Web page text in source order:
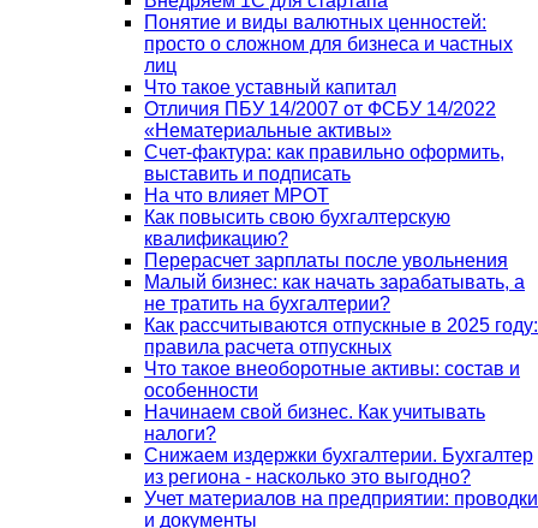
Понятие и виды валютных ценностей:
просто о сложном для бизнеса и частных
лиц
Что такое уставный капитал
Отличия ПБУ 14/2007 от ФСБУ 14/2022
«Нематериальные активы»
Счет-фактура: как правильно оформить,
выставить и подписать
На что влияет МРОТ
Как повысить свою бухгалтерскую
квалификацию?
Перерасчет зарплаты после увольнения
Малый бизнес: как начать зарабатывать, а
не тратить на бухгалтерии?
Как рассчитываются отпускные в 2025 году:
правила расчета отпускных
Что такое внеоборотные активы: состав и
особенности
Начинаем свой бизнес. Как учитывать
налоги?
Снижаем издержки бухгалтерии. Бухгалтер
из региона - насколько это выгодно?
Учет материалов на предприятии: проводки
и документы